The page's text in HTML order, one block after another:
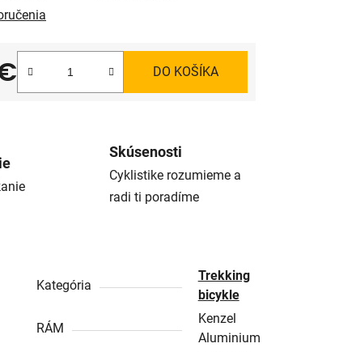
cena:
DO KOŠÍKA
Skúsenosti
Cyklistike rozumieme a
radi ti poradíme
Kategória
Trekking
bicykle
RÁM
Kenzel
Aluminium